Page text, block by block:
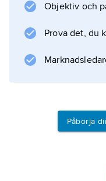
Objektiv och
Prova det, du
Påbörja